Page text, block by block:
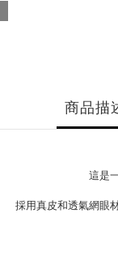
商品描
這是
採用真皮和透氣網眼